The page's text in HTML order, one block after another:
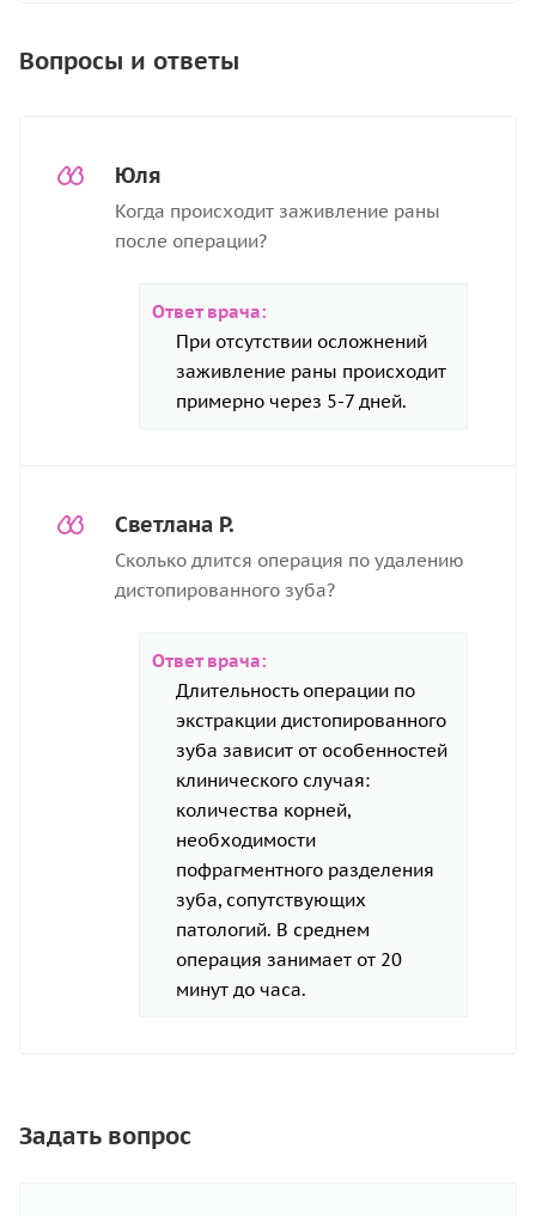
Вопросы и ответы
Юля
Когда происходит заживление раны
после операции?
Ответ врача:
При отсутствии осложнений
заживление раны происходит
примерно через 5-7 дней.
Светлана Р.
Сколько длится операция по удалению
дистопированного зуба?
Ответ врача:
Длительность операции по
экстракции дистопированного
зуба зависит от особенностей
клинического случая:
количества корней,
необходимости
пофрагментного разделения
зуба, сопутствующих
патологий. В среднем
операция занимает от 20
минут до часа.
Задать вопрос